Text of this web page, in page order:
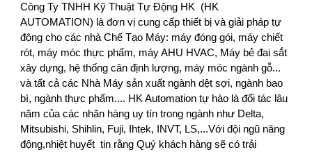
Công Ty TNHH Kỹ Thuật Tự Động HK (HK
AUTOMATION) là đơn vị cung cấp thiết bị và giải pháp tự
động cho các nhà Chế Tạo Máy: máy đóng gói, máy chiết
rót, máy móc thực phẩm, máy AHU HVAC, Máy bẻ đai sắt
xây dựng, hệ thống cân định lượng, máy móc ngành gỗ...
và tất cả các Nhà Máy sản xuất ngành dệt sợi, ngành bao
bì, ngành thực phẩm.... HK Automation tự hào là đối tác lâu
năm của các nhãn hàng uy tín trong ngành như Delta,
Mitsubishi, Shihlin, Fuji, Ihtek, INVT, LS,...Với đội ngũ năng
động,nhiệt huyết tin rằng Quý khách hàng sẽ có trải